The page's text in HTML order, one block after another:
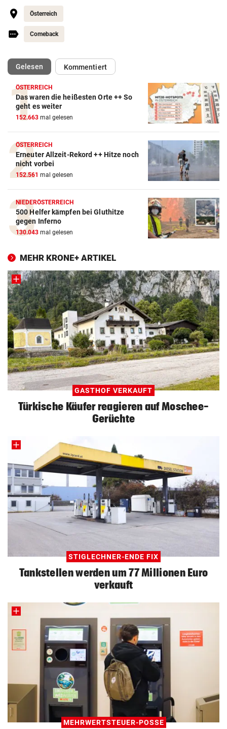
Österreich
Comeback
Gelesen(ausgewählt)Kommentiert
ÖSTERREICH
Das waren die heißesten Orte ++ So
geht es weiter
152.663 mal gelesen
ÖSTERREICH
Erneuter Allzeit-Rekord ++ Hitze noch
nicht vorbei
152.561 mal gelesen
NIEDERÖSTERREICH
500 Helfer kämpfen bei Gluthitze
gegen Inferno
130.043 mal gelesen
MEHR KRONE+ ARTIKEL
GASTHOF VERKAUFT
Türkische Käufer reagieren auf Moschee-
Gerüchte
STIGLECHNER-ENDE FIX
Tankstellen werden um 77 Millionen Euro
verkauft
MEHRWERTSTEUER-POSSE